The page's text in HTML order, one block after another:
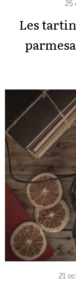
25
Les
21